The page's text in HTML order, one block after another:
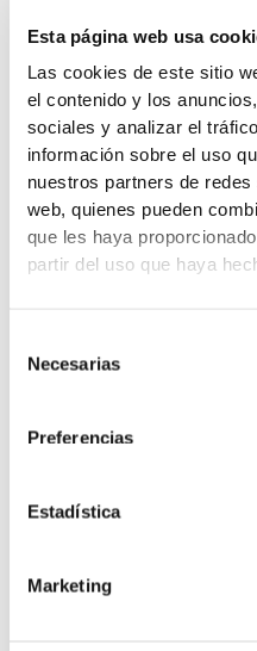
Esta página web usa
Las cookies de este sitio
el contenido y los
sociales y analizar el
información sobre el uso
nuestros partners de
web, quienes pueden
que les haya
partir del uso que haya
Necesarias
Preferencias
Estadística
Marketing
Valor
Valor energético
(KJ/Kcal)
Proteína (g)
Grasa
Saturadas
Sal (g)